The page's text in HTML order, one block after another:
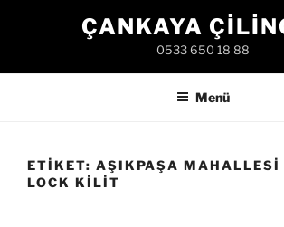
ÇANKAYA
0533 650 18 88
Menü
ETIKET: AŞIKPAŞA MAHALLESI
LOCK KILIT